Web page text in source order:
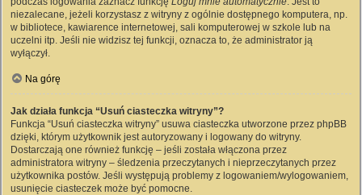
niezalecane, jeżeli korzystasz z witryny z ogólnie dostępnego komputera, np.
w bibliotece, kawiarence internetowej, sali komputerowej w szkole lub na
uczelni itp. Jeśli nie widzisz tej funkcji, oznacza to, że administrator ją
wyłączył.
Na górę
Jak działa funkcja “Usuń ciasteczka witryny”?
Funkcja “Usuń ciasteczka witryny” usuwa ciasteczka utworzone przez phpBB
dzięki, którym użytkownik jest autoryzowany i logowany do witryny.
Dostarczają one również funkcję – jeśli została włączona przez
administratora witryny – śledzenia przeczytanych i nieprzeczytanych przez
użytkownika postów. Jeśli występują problemy z logowaniem/wylogowaniem,
usunięcie ciasteczek może być pomocne.